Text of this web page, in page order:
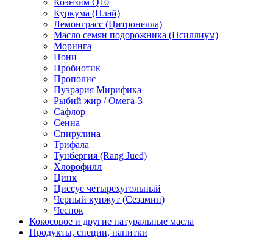
Коэнзим Q10
Куркума (Плай)
Лемонграсс (Цитронелла)
Масло семян подорожника (Псиллиум)
Моринга
Нони
Пробиотик
Прополис
Пуэрария Мирифика
Рыбий жир / Омега-3
Сафлор
Сенна
Спирулина
Трифала
Тунбергия (Rang Jued)
Хлорофилл
Цинк
Циссус четырехугольный
Черный кунжут (Сезамин)
Чеснок
Кокосовое и другие натуральные масла
Продукты, специи, напитки